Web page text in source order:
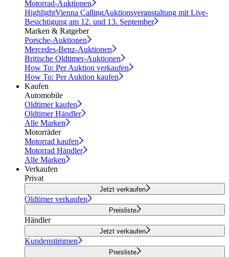
Motorrad-Auktionen
HighlightVienna CallingAuktionsveranstaltung mit Live-
Besichtigung am 12. und 13. September
Marken & Ratgeber
Porsche-Auktionen
Mercedes-Benz-Auktionen
Britische Oldtimer-Auktionen
How To: Per Auktion verkaufen
How To: Per Auktion kaufen
Kaufen
Automobile
Oldtimer kaufen
Oldtimer Händler
Alle Marken
Motorräder
Motorrad kaufen
Motorrad Händler
Alle Marken
Verkaufen
Privat
Jetzt verkaufen
Oldtimer verkaufen
Preisliste
Händler
Jetzt verkaufen
Kundenstimmen
Preisliste